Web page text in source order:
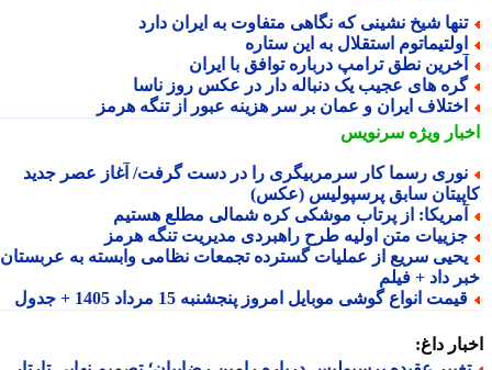
شیخ نشینی که نگاهی متفاوت به ایران دارد
استقلال به این ستاره
نطق ترامپ درباره توافق با ایران
های عجیب یک دنباله دار در عکس روز ناسا
ایران و عمان بر سر هزینه عبور از تنگه هرمز
ویژهسرنویس
رسما کار سرمربیگری را در دست گرفت/ آغاز عصر جدید
سابق پرسپولیس (عکس)
از پرتاب موشکی کره شمالی مطلع هستیم
متن اولیه طرح راهبردی مدیریت تنگه هرمز
سریع از عملیات گسترده تجمعات نظامی وابسته به عربستان
داد + فیلم
انواع گوشی موبایل امروز پنجشنبه 15 مرداد 1405 + جدول
داغ: